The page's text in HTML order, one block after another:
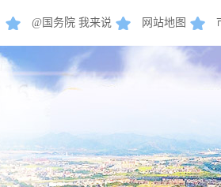
@国务院 我来说 网站地图